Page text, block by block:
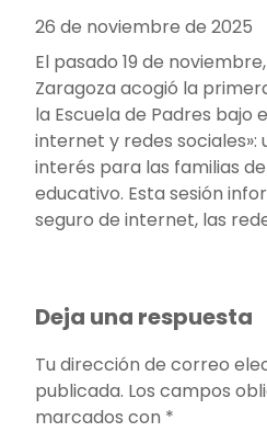
26 de noviembre de 2025
El pasado 19 de
Zaragoza acogió la
la Escuela de Padres bajo
internet y redes
interés para las familias
educativo. Esta sesión
seguro de internet, las
Deja una respuesta
Tu dirección de correo
publicada. Los campos
marcados con *